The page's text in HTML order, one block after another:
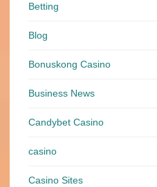
Betting
Blog
Bonuskong Casino
Business News
Candybet Casino
casino
Casino Sites